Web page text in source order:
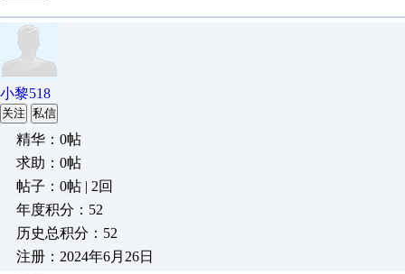
小黎518
关注 私信
精华：0帖
求助：0帖
帖子：0帖 | 2回
年度积分：52
历史总积分：52
注册：2024年6月26日